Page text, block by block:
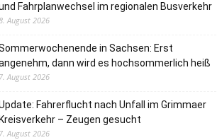
Fahrplanwechsel im regionalen Busverkehr
August 2026
in Sachsen: Erst
dann wird es hochsommerlich heiß
August 2026
Fahrerflucht nach Unfall im Grimmaer
– Zeugen gesucht
August 2026